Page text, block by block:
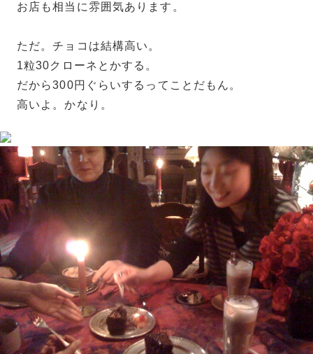
お店も相当に雰囲気あります。
ただ。チョコは結構高い。
1粒30クローネとかする。
だから300円ぐらいするってことだもん。
高いよ。かなり。